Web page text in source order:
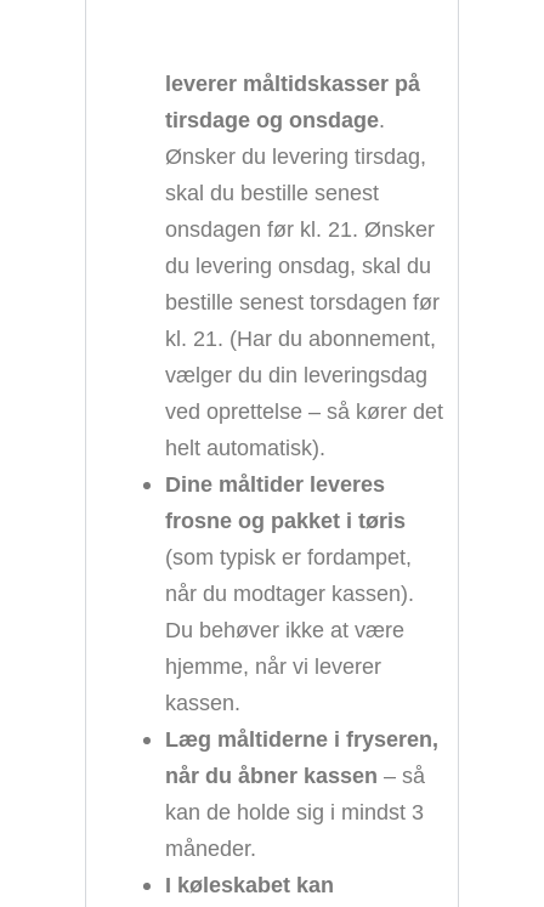
leverer måltidskasser på
tirsdage og onsdage.
Ønsker du levering tirsdag,
skal du bestille senest
onsdagen før kl. 21. Ønsker
du levering onsdag, skal du
bestille senest torsdagen før
kl. 21. (Har du abonnement,
vælger du din leveringsdag
ved oprettelse – så kører det
helt automatisk).
Dine måltider leveres
frosne og pakket i tøris
(som typisk er fordampet,
når du modtager kassen).
Du behøver ikke at være
hjemme, når vi leverer
kassen.
Læg måltiderne i fryseren,
når du åbner kassen – så
kan de holde sig i mindst 3
måneder.
I køleskabet kan